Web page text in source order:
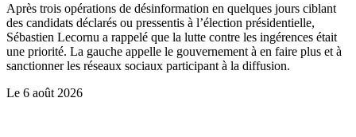
Après trois opérations de désinformation en quelques jours ciblant
des candidats déclarés ou pressentis à l’élection présidentielle,
Sébastien Lecornu a rappelé que la lutte contre les ingérences était
une priorité. La gauche appelle le gouvernement à en faire plus et à
sanctionner les réseaux sociaux participant à la diffusion.
Le 6 août 2026